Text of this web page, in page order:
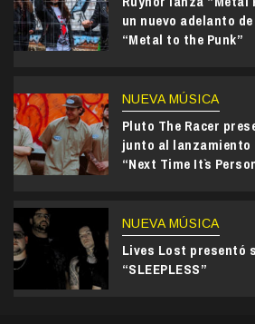
un nuevo adelanto
“Metal to the Punk”
NUEVA MÚSICA
Pluto The Racer
junto al lanzamiento
“Next Time It`s
NUEVA MÚSICA
Lives Lost presentó
“SLEEPLESS”